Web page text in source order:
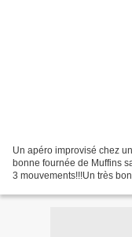
Un apéro improvisé chez
bonne fournée de Muffins
3 mouvements!!!Un très